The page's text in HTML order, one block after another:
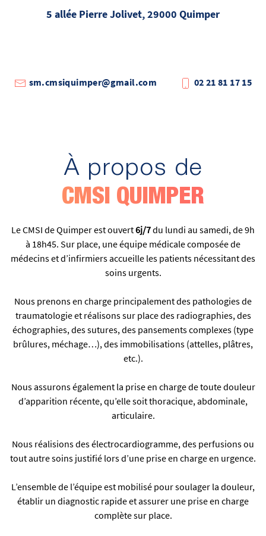
5 allée Pierre Jolivet, 29000 Quimper
sm.cmsiquimper@gmail.com 02 21 81 17 15
À propos de
CMSI QUIMPER
Le CMSI de Quimper est ouvert6j/7du lundi au samedi, de 9h
à 18h45. Sur place, une équipe médicale composée de
médecins et d’infirmiers accueille les patients nécessitant des
soins urgents.
Nous prenons en charge principalement des pathologies de
traumatologie et réalisons sur placedes radiographies, des
échographies, des sutures, des pansements complexes (type
brûlures, méchage…), des immobilisations (attelles, plâtres,
etc.).
Nous assurons également la prise en charge de toute douleur
d’apparition récente, qu’elle soit thoracique, abdominale,
articulaire.
Nous réalisions des électrocardiogramme, des perfusions ou
tout autre soins justifié lors d’une prise en charge en urgence.
L’ensemble de l’équipe est mobilisé pour soulager la douleur,
établir un diagnostic rapide et assurer une prise en charge
complète sur place.